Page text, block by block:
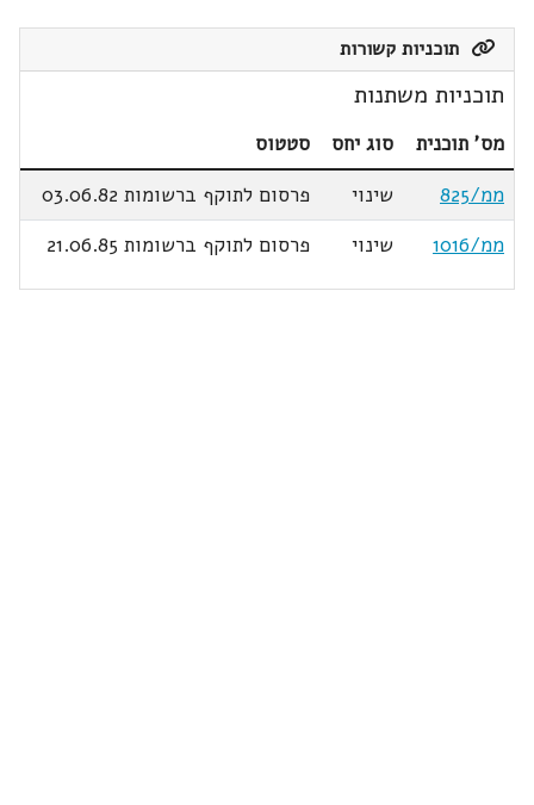
תוכניות קשורות
תוכניות משתנות
מס' תוכנית סוג יחס
סטטוס
ממ/825
שינוי
פרסום לתוקף ברשומות 03.06.82
ממ/1016
שינוי פרסום לתוקף ברשומות 21.06.85